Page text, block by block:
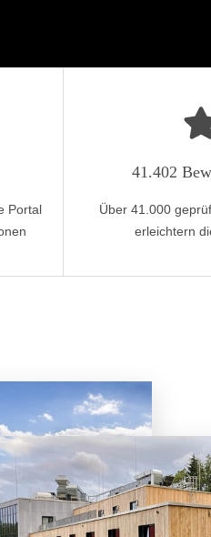
Portal
41.402
Über 41.000
erleichtern